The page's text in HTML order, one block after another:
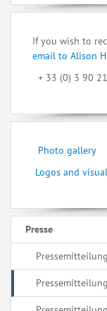
If you wish to
email to Alison
+ 33 (0) 3 90
Photo gallery
Logos and
Presse